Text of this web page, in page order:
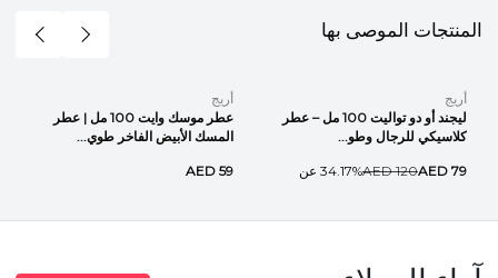
المنتجات الموصى بها
أريج
ليجند أو دو تواليت 100 مل – عطر
كلاسيكي للرجال وطو...
AED 79
AED 12034.17% عن
أريج
عطر موسك وايت 100 مل | عطر
المسك الأبيض الفاخر طوي...
AED 59